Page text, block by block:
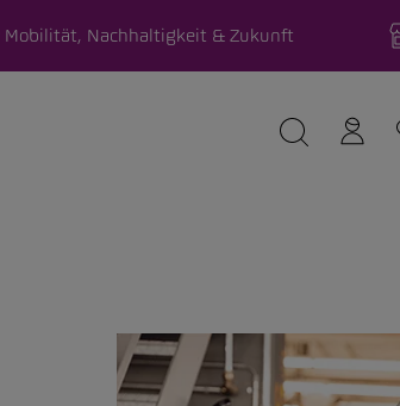
Mobilität, Nachhaltigkeit & Zukunft